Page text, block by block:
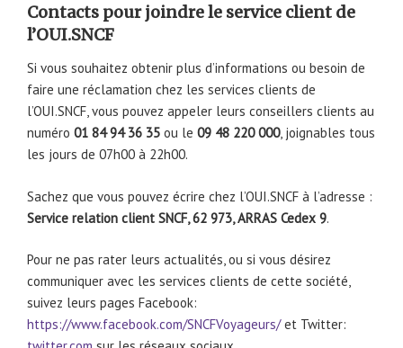
Contacts pour joindre le service client de
l’OUI.SNCF
Si vous souhaitez obtenir plus d’informations ou besoin de
faire une réclamation chez les services clients de
l’OUI.SNCF, vous pouvez appeler leurs conseillers clients au
numéro 01 84 94 36 35 ou le 09 48 220 000, joignables tous
les jours de 07h00 à 22h00.
Sachez que vous pouvez écrire chez l’OUI.SNCF à l’adresse :
Service relation client SNCF, 62 973, ARRAS Cedex 9.
Pour ne pas rater leurs actualités, ou si vous désirez
communiquer avec les services clients de cette société,
suivez leurs pages Facebook:
https://www.facebook.com/SNCFVoyageurs/et Twitter: